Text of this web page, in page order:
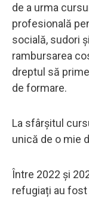
de a urma
profesională
socială, sudori
rambursarea
dreptul să
de formare.
La sfârșitul
unică de o mie
Între 2022 și
refugiați au fost